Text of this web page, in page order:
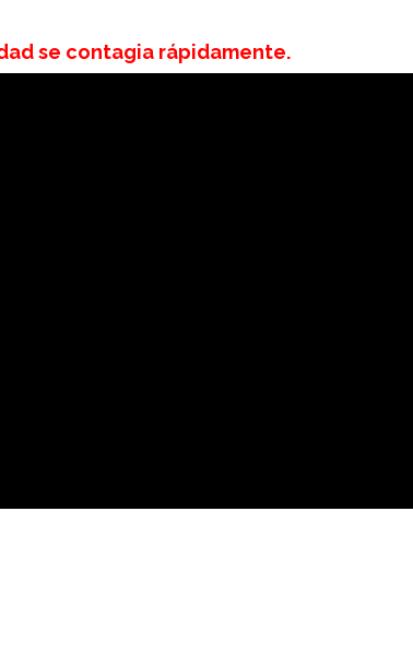
se contagia rápidamente.